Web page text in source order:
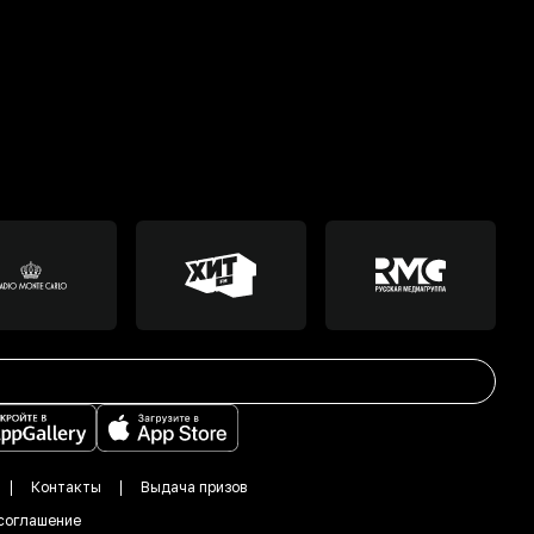
Контакты
Выдача призов